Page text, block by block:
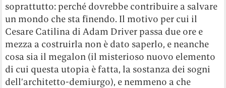
soprattutto: perché dovrebbe contribuire a salvare
un mondo che sta finendo. Il motivo per cui il
Cesare Catilina di Adam Driver passa due ore e
mezza a costruirla non è dato saperlo, e neanche
cosa sia il megalon (il misterioso nuovo elemento
di cui questa utopia è fatta, la sostanza dei sogni
dell’architetto-demiurgo), e nemmeno a che